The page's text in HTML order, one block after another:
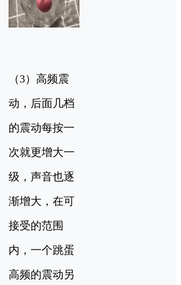
（3）高频震
动，后面几档
的震动每按一
次就更增大一
级，声音也逐
渐增大，在可
接受的范围
内，一个跳蛋
高频的震动另